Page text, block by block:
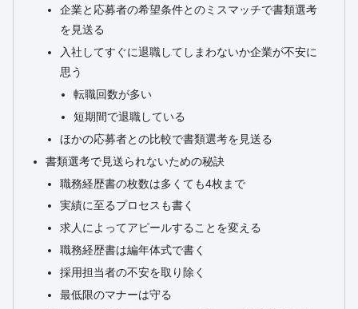
企業と応募者の希望条件とのミスマッチで書類選考
を見送る
入社してすぐに退職してしまわないか企業が不安に
思う
転職回数が多い
短期間で退職している
ほかの応募者との比較で書類選考を見送る
書類選考で見送られないための秘訣
職務経歴書の枚数は多くても4枚まで
実績に至るプロセスも書く
求人によってアピールすることを変える
職務経歴書は編年体式で書く
採用担当者の不安を取り除く
最低限のマナーは守る